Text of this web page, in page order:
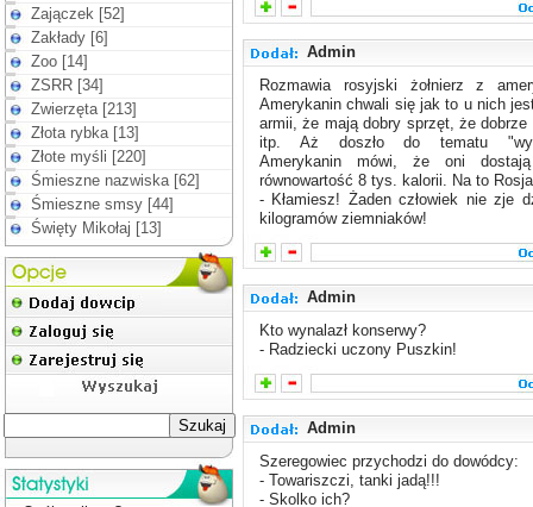
Zajączek [52]
Zakłady [6]
Zoo [14]
ZSRR [34]
Zwierzęta [213]
Złota rybka [13]
Złote myśli [220]
Śmieszne nazwiska [62]
Śmieszne smsy [44]
Święty Mikołaj [13]
Admin
Rozmawia rosyjski żołnierz z
Amerykanin chwali się jak to u nich
armii, że mają dobry sprzęt, że
itp. Aż doszło do tematu
Amerykanin mówi, że oni
równowartość 8 tys. kalorii. Na to
- Kłamiesz! Żaden człowiek nie zje
kilogramów ziemniaków!
Admin
Kto wynalazł konserwy?
- Radziecki uczony Puszkin!
Admin
Szeregowiec przychodzi do dowódcy:
- Towariszczi, tanki jadą!!!
- Skolko ich?